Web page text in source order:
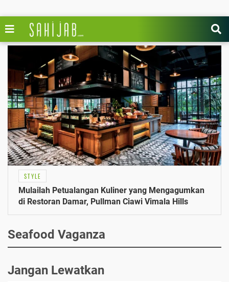
STYLE
Mulailah Petualangan Kuliner yang Mengagumkan
di Restoran Damar, Pullman Ciawi Vimala Hills
Seafood Vaganza
Jangan Lewatkan